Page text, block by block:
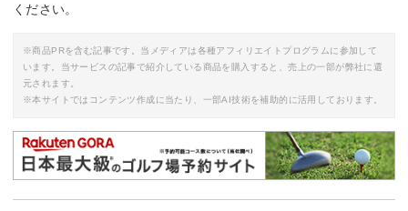
ください。
※商品PRを含む記事です。当メディアは各種アフィリエイトプログラムに参加して
います。当サービスの記事で紹介している商品を購入すると、売上の一部が弊社に還
元されます。
※本サイトではコンテンツ作成に当たり、一部AI技術を補助的に活用しております。